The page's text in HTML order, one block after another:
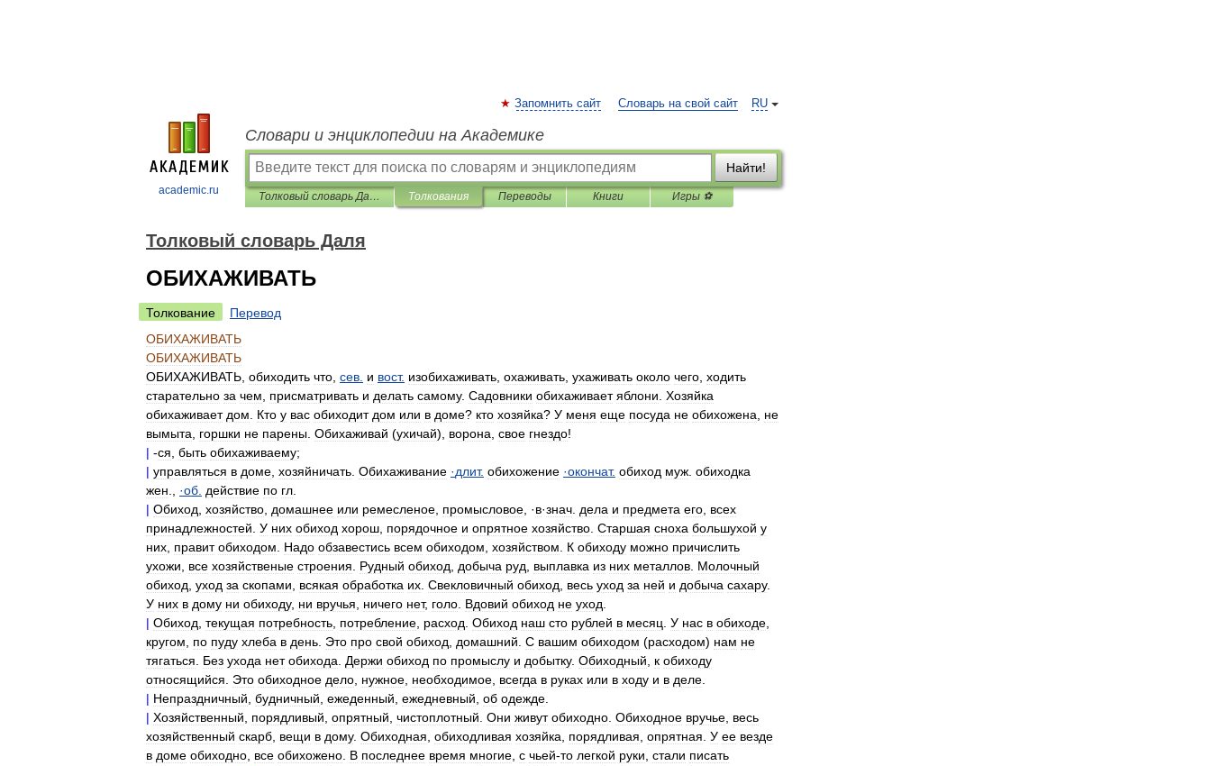
academic.ru
RU
Запомнить сайт Словарь на свой сайт
Словари и энциклопедии на Академике
Найти!
Толковый словарь Даля Толкования Переводы Книги Игры ⚽
Толковый словарь Даля
ОБИХАЖИВАТЬ
Толкование
Перевод
ОБИХАЖИВАТЬ
ОБИХАЖИВАТЬ
ОБИХАЖИВАТЬ обиходить что сев и вост. изобихаживать охаживать ухаживать около чего ходить
старательно за чем присматривать и делать самому. Садовники обихаживает яблони Хозяйка
обихаживает дом Кто у вас обиходит дом или в доме? кто хозяйка? У меня еще посуда не обихожена
не
вымыта
горшки не парены Обихаживай (ухичай), ворона свое гнездо!
| -ся быть обихаживаему;
| управляться в доме хозяйничать Обихаживание ·длит. обихожение ·окончат. обиход муж обиходка
жен
·об действие по гл
| Обиход хозяйство домашнее или ремесленое промысловое , ·в·знач дела и предмета его всех
принадлежностей У них обиход хорош порядочное и опрятное хозяйство Старшая сноха большухой у
них правит обиходом Надо обзавестись всем обиходом хозяйством К обиходу можно причислить
ухожи
все хозяйственые строения Рудный обиход добыча руд выплавка из них металлов Молочный
обиход уход за скопами всякая обработка их Свекловичный обиход весь уход за ней и добыча сахару.
У них в дому ни обиходу, ни вручья ничего нет, голо Вдовий обиход не уход
| Обиход текущая потребность потребление расход Обиход наш сто рублей в месяц У нас в обиходе
кругом
по пуду хлеба в день Это про свой обиход домашний С вашим обиходом (расходом) нам не
тягаться
Без ухода нет обихода Держи обиход по промыслу и добытку. Обиходный к обиходу
относящийся
Это обиходное дело нужное необходимое всегда в руках или в ходу и в деле
| Непраздничный будничный ежеденный ежедневный об одежде
| Хозяйственный порядливый опрятный чистоплотный Они живут обиходно Обиходное вручье весь
хозяйственный скарб вещи в дому. Обиходная обиходливая хозяйка порядливая опрятная У ее везде
в доме обиходно все обихожено В последнее время многие с чьей-то легкой руки стали писать